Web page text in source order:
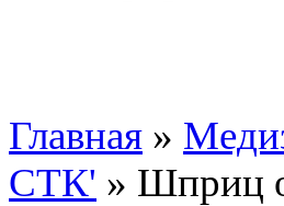
Главная »
СТК' » Шприц